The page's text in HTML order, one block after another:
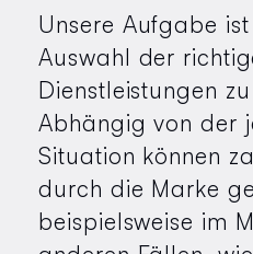
Unsere Aufgabe
Auswahl der
Dienstleistungen
Abhängig von der
Situation können
durch die Marke
beispielsweise im